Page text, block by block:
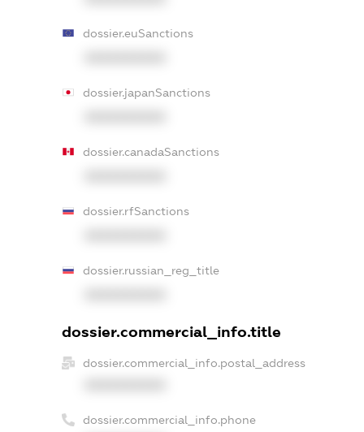
dossier.euSanctions
dossier.japanSanctions
dossier.canadaSanctions
dossier.rfSanctions
dossier.russian_reg_title
dossier.commercial_info.title
dossier.commercial_info.postal_address
dossier.commercial_info.phone